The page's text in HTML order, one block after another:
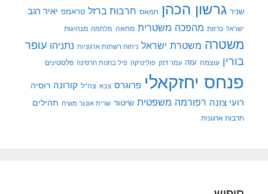
שניר גרשון הכהן חמאס חרבות ברזל טראמפ יאיר רגב
ישראל כרזות מהפכה משטרית מחאה מלחמה מנהיגות
משטרה משטרת ישראל ניתוח רשתות ארגוניות נתניהו עופר
בורין עוצמה עזה עמר דנק פוליטיקה פיל בחנות חרסינה פלסטינים
פנחס יחזקאלי פרוגרס צבא צה"ל קורונה רוסיה
רועי צזנה רפורמה משפטית שיטור שרית אונגר משיח תהילים
תרבות ארגונית